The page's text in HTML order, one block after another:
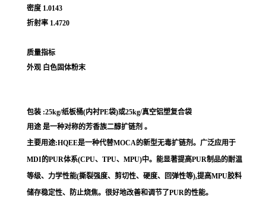
密度 1.0143
折射率 1.4720
质量指标
外观 白色固体粉末
包装 :25kg/纸板桶(内衬PE袋)或25kg/真空铝塑复合袋
用途 是一种对称的芳香族二醇扩链剂 。
主要用途:HQEE是一种代替MOCA的新型无毒扩链剂。广泛应用于
MDI的PUR体系(CPU、TPU、MPU)中。能显著提高PUR制品的耐温
等级、力学性能(撕裂强度、剪切性、硬度、回弹性等),提高MPU胶料
储存稳定性、防止烧焦。很好地改善和调节了PUR的性能。